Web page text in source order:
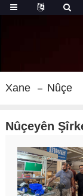
Xane Nûçe
Nûçeyên